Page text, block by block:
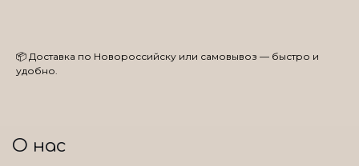
📦 Доставка по Новороссийску или самовывоз — быстро и
удобно.
О нас